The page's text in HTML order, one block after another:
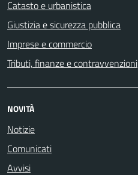
Catasto e urbanistica
Giustizia e sicurezza pubblica
Imprese e commercio
Tributi, finanze e contravvenzioni
NOVITÀ
Notizie
Comunicati
Avvisi